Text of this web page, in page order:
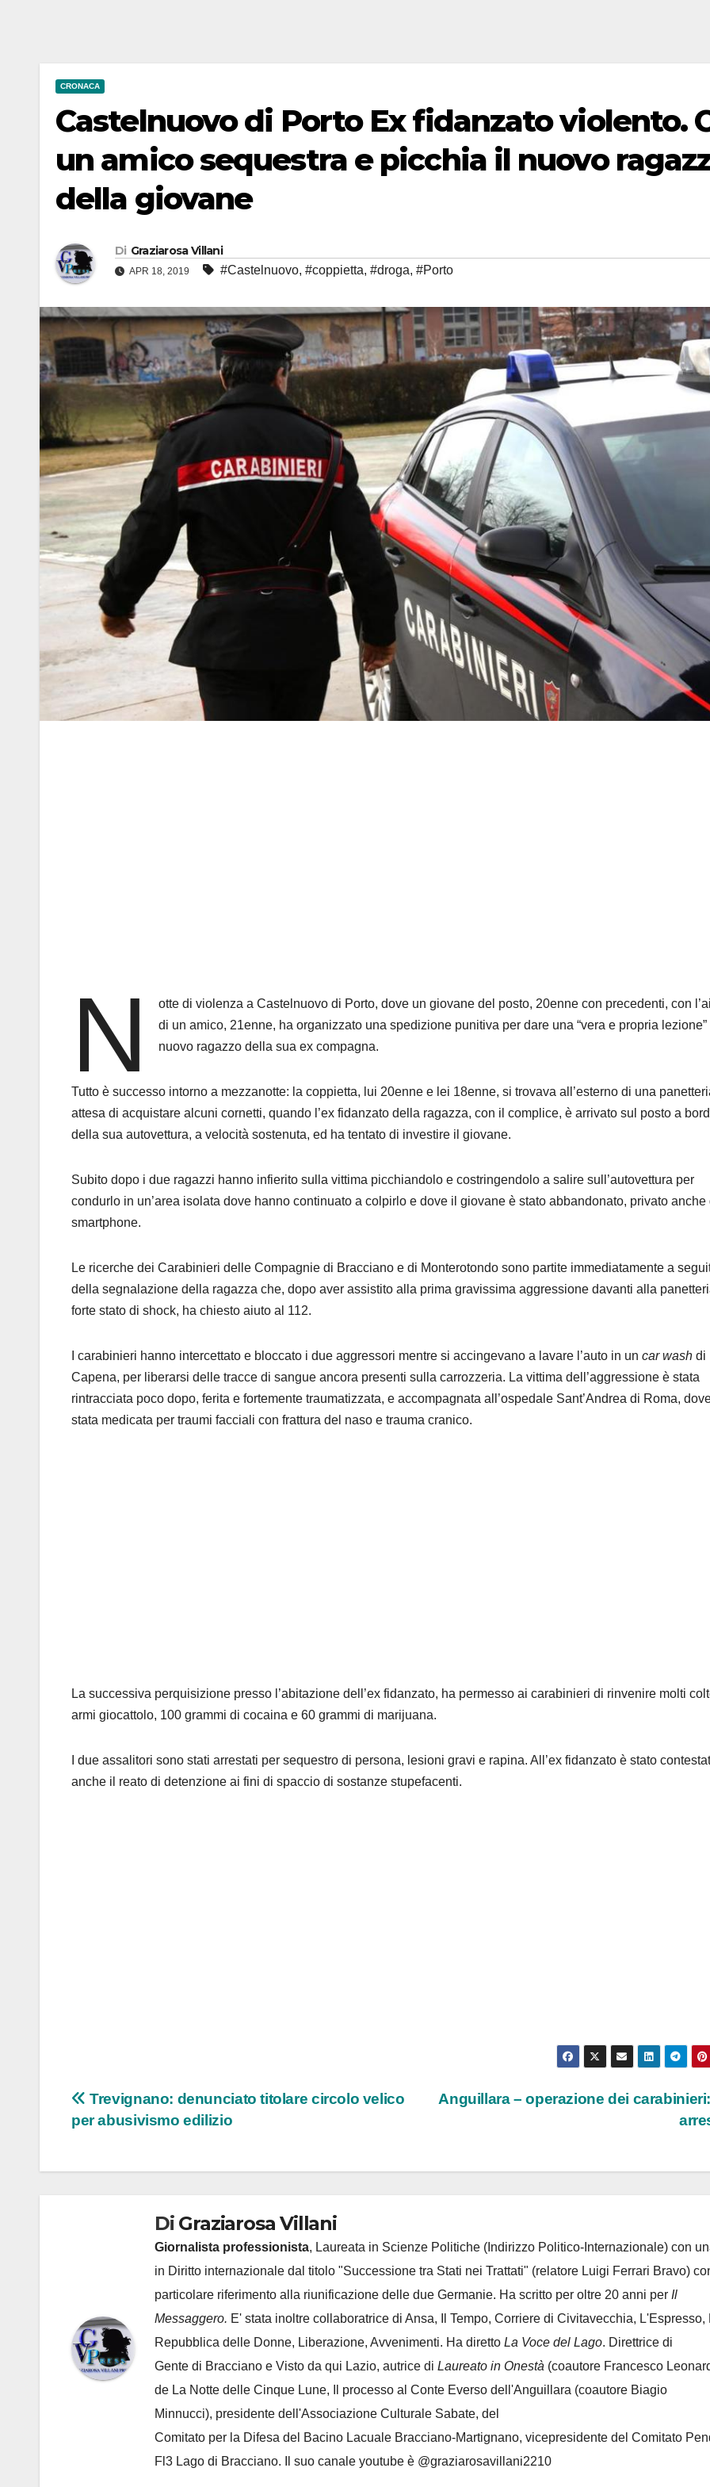
CRONACA
Castelnuovo di Porto Ex fidanzato violento.
un amico sequestra e picchia il nuovo
della giovane
Di Graziarosa Villani
APR 18, 2019 #Castelnuovo, #coppietta, #droga, #Porto
N
otte di violenza a Castelnuovo di Porto, dove un giovane del posto, 20enne con precedenti, con
di un amico, 21enne, ha organizzato una spedizione punitiva per dare una “vera e propria lezione”
nuovo ragazzo della sua ex compagna.
Tutto è successo intorno a mezzanotte: la coppietta, lui 20enne e lei 18enne, si trovava all’esterno di una
attesa di acquistare alcuni cornetti, quando l’ex fidanzato della ragazza, con il complice, è arrivato sul posto a
della sua autovettura, a velocità sostenuta, ed ha tentato di investire il giovane.
Subito dopo i due ragazzi hanno infierito sulla vittima picchiandolo e costringendolo a salire sull’autovettura per
condurlo in un’area isolata dove hanno continuato a colpirlo e dove il giovane è stato abbandonato, privato anche
smartphone.
Le ricerche dei Carabinieri delle Compagnie di Bracciano e di Monterotondo sono partite immediatamente a
della segnalazione della ragazza che, dopo aver assistito alla prima gravissima aggressione davanti alla
forte stato di shock, ha chiesto aiuto al 112.
I carabinieri hanno intercettato e bloccato i due aggressori mentre si accingevano a lavare l’auto in un car wash di
Capena, per liberarsi delle tracce di sangue ancora presenti sulla carrozzeria. La vittima dell’aggressione è stata
rintracciata poco dopo, ferita e fortemente traumatizzata, e accompagnata all’ospedale Sant’Andrea di Roma,
stata medicata per traumi facciali con frattura del naso e trauma cranico.
La successiva perquisizione presso l’abitazione dell’ex fidanzato, ha permesso ai carabinieri di rinvenire molti
armi giocattolo, 100 grammi di cocaina e 60 grammi di marijuana.
I due assalitori sono stati arrestati per sequestro di persona, lesioni gravi e rapina. All’ex fidanzato è stato
anche il reato di detenzione ai fini di spaccio di sostanze stupefacenti.
Navigazione
articoli
Anguillara – operazione dei
Trevignano: denunciato titolare circolo velico
per abusivismo edilizio
Di Graziarosa Villani
Giornalista professionista, Laureata in Scienze Politiche (Indirizzo Politico-Internazionale) con
in Diritto internazionale dal titolo "Successione tra Stati nei Trattati" (relatore Luigi Ferrari Bravo)
particolare riferimento alla riunificazione delle due Germanie. Ha scritto per oltre 20 anni per Il
Messaggero. E' stata inoltre collaboratrice di Ansa, Il Tempo, Corriere di Civitavecchia, L'Espresso,
Repubblica delle Donne, Liberazione, Avvenimenti. Ha diretto La Voce del Lago. Direttrice di
Gente di Bracciano e Visto da qui Lazio, autrice di Laureato in Onestà (coautore Francesco
de La Notte delle Cinque Lune, Il processo al Conte Everso dell'Anguillara (coautore Biagio
Minnucci), presidente dell'Associazione Culturale Sabate, del
Comitato per la Difesa del Bacino Lacuale Bracciano-Martignano, vicepresidente del Comitato
Fl3 Lago di Bracciano. Il suo canale youtube è @graziarosavillani2210